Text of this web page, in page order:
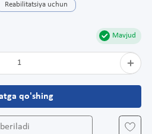
Reabilitatsiya uchun
Mavjud
1
qo'shing